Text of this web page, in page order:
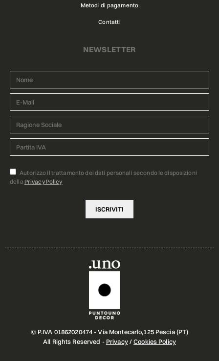
Metodi di pagamento
Contatti
NEWSLETTER
Autorizzo il trattamento dei dati personali secondo le disposizioni
della Privacy Policy
© P.IVA 01862020474 - Via Montecarlo,125 Pescia (PT)
All Rights Reserved - Privacy/Cookies Policy